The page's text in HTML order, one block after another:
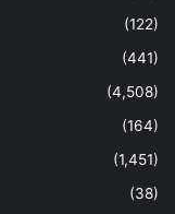
(122)
(441)
(4,508)
(164)
(1,451)
(38)